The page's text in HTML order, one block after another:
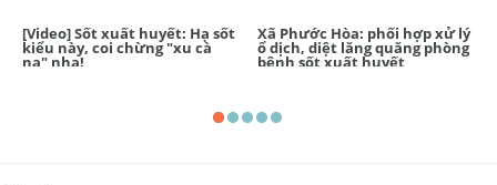
[Video] Sốt xuất huyết: Hạ sốt
kiểu này, coi chừng "xu cà
na" nha!
Xã Phước Hòa: phối hợp xử lý
ổ dịch, diệt lăng quăng phòng
bệnh sốt xuất huyết